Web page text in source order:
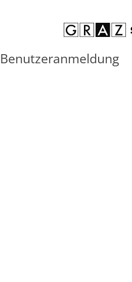
Benutzeranmeldung